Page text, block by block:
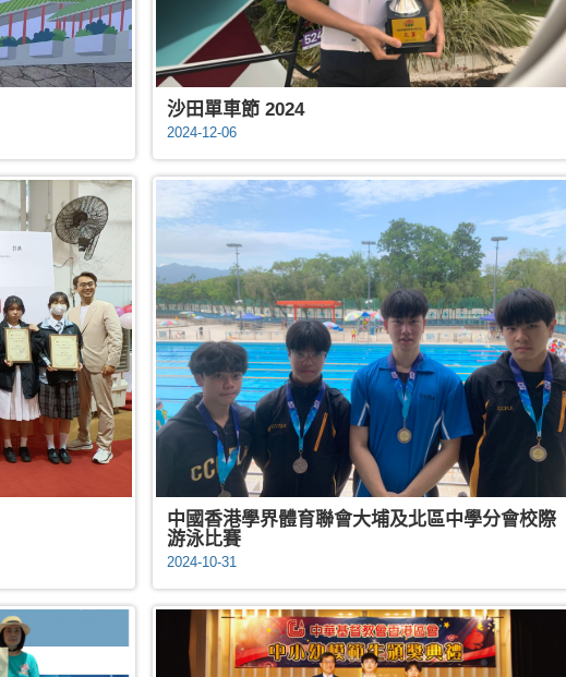
沙田單車節 2024
2024-12-06
中國香港學界體育聯會大埔及北區中學分會校際
游泳比賽
2024-10-31